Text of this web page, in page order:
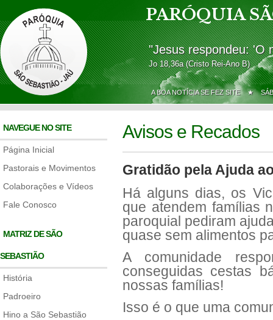
PARÓQUIA
"Jesus respondeu: 'O
Jo 18,36a (Cristo Rei-Ano B)
A BOA NOTÍCIA SE FEZ SITE ★
NAVEGUE NO SITE
Página Inicial
Pastorais e Movimentos
Colaborações e Vídeos
Fale Conosco
MATRIZ DE SÃO
SEBASTIÃO
História
Padroeiro
Hino a São Sebastião
Avisos e Recados
Gratidão pela Ajuda
Há alguns dias, os
que atendem famílias
paroquial pediram
quase sem alimentos
A comunidade
conseguidas cestas
nossas famílias!
Isso é o que uma